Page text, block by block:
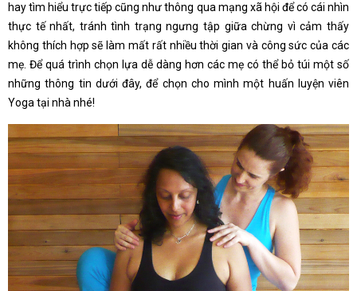
hay tìm hiểu trực tiếp cũng như thông qua mạng xã hội để có cái nhìn
thực tế nhất, tránh tình trạng ngưng tập giữa chừng vì cảm thấy
không thích hợp sẽ làm mất rất nhiều thời gian và công sức của các
mẹ. Để quá trình chọn lựa dễ dàng hơn các mẹ có thể bỏ túi một số
những thông tin dưới đây, để chọn cho mình một huấn luyện viên
Yoga tại nhà nhé!